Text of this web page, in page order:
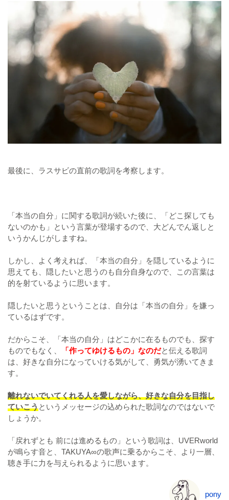
最後に、ラスサビの直前の歌詞を考察します。
「本当の自分」に関する歌詞が続いた後に、「どこ探しても
ないのかも」という言葉が登場するので、大どんでん返しと
いうかんじがしますね。
しかし、よく考えれば、「本当の自分」を隠しているように
思えても、隠したいと思うのも自分自身なので、この言葉は
的を射ているように思います。
隠したいと思うということは、自分は「本当の自分」を嫌っ
ているはずです。
だからこそ、「本当の自分」はどこかに在るものでも、探す
ものでもなく、
「作ってゆけるもの」なのだと伝える歌詞
は、好きな自分になっていける気がして、勇気が湧いてきま
す。
離れないでいてくれる人を愛しながら、好きな自分を目指し
ていこうというメッセージの込められた歌詞なのではないで
しょうか。
「戻れずとも 前には進めるもの」という歌詞は、UVERworld
が鳴らす音と、TAKUYA∞の歌声に乗るからこそ、より一層、
聴き手に力を与えられるように思います。
pony